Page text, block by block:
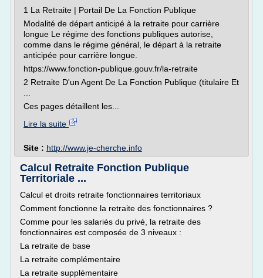
1 La Retraite | Portail De La Fonction Publique
Modalité de départ anticipé à la retraite pour carrière
longue Le régime des fonctions publiques autorise,
comme dans le régime général, le départ à la retraite
anticipée pour carrière longue.
https://www.fonction-publique.gouv.fr/la-retraite
2 Retraite D'un Agent De La Fonction Publique (titulaire Et
Ces pages détaillent les...
Lire la suite
Site : http://www.je-cherche.info
Calcul Retraite Fonction Publique
Territoriale ...
Calcul et droits retraite fonctionnaires territoriaux
Comment fonctionne la retraite des fonctionnaires ?
Comme pour les salariés du privé, la retraite des
fonctionnaires est composée de 3 niveaux :
La retraite de base
La retraite complémentaire
La retraite supplémentaire